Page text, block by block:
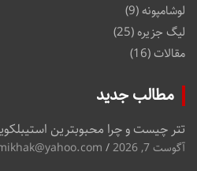
لوشامپونه(9)
لیگ جزیره (25)
مقالات(16)
مطالب جدید
تتر چیست و چرا محبوبترین
آگوست 7, 2026